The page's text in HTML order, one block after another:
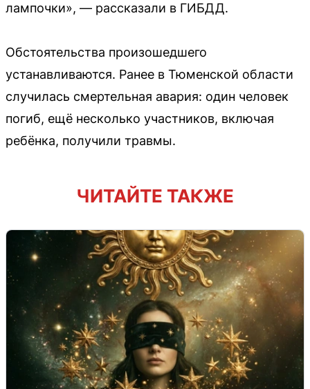
лампочки», — рассказали в ГИБДД.
Обстоятельства произошедшего
устанавливаются. Ранее в Тюменской области
случилась смертельная авария: один человек
погиб, ещё несколько участников, включая
ребёнка, получили травмы.
ЧИТАЙТЕ ТАКЖЕ